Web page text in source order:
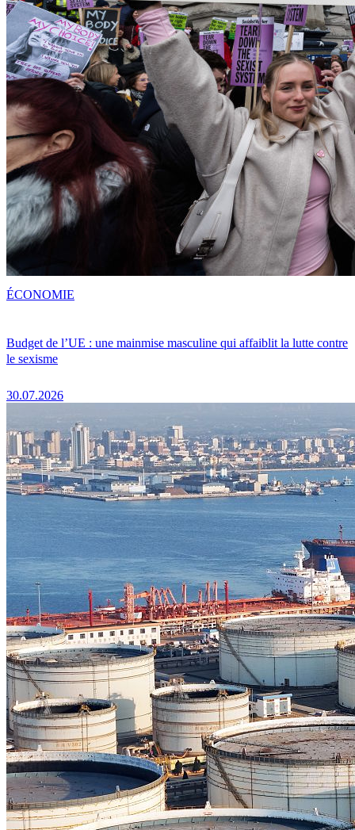
Budget de l’UE : une mainmise masculine qui affaiblit la lutte contre
le sexisme
30.07.2026
ÉCONOMIE